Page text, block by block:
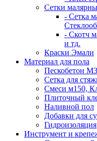
Сетки
- Сетка
- Скотч
и тд.
Краски Эмали
Материал для пола
Пескобетон
Сетка для
Смеси м150,
Плиточный
Наливной пол
Добавки для
Гидроизоляция
Инструмент и